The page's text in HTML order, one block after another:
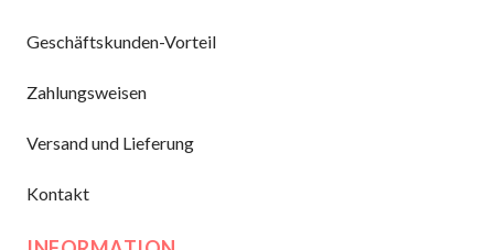
Geschäftskunden-Vorteil
Zahlungsweisen
Versand und Lieferung
Kontakt